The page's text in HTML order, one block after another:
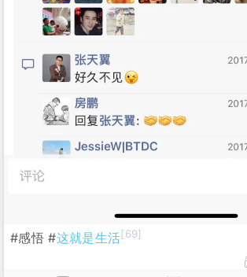
#感悟 #这就是生活[69]